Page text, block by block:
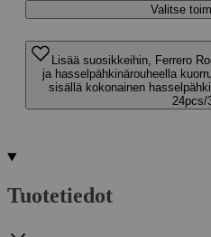
Valitse
Lisää suosikkeihin, Ferrero
ja hasselpähkinärouheella
sisällä kokonainen
24pcs/
Tuotetiedot